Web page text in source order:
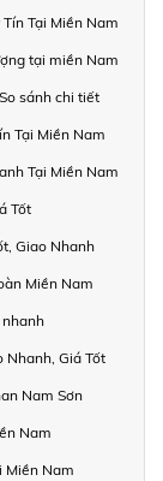
Tại Miền Nam
tại miền Nam
sánh chi tiết
Tại Miền Nam
Tại Miền Nam
Tốt
Giao Nhanh
Miền Nam
nhanh
Nhanh, Giá Tốt
Nam Sơn
Nam
Miền Nam